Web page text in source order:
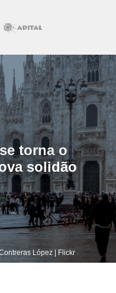
torna o
solidão
López | Flickr